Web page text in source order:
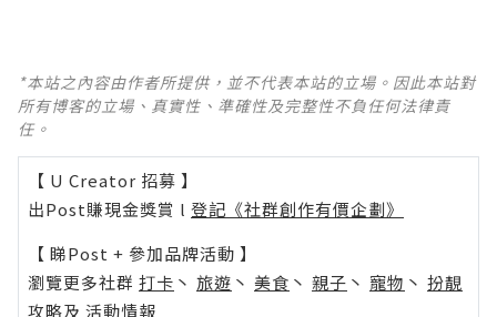
*本站之內容由作者所提供，並不代表本站的立場。因此本站對
所有博客的立場、真實性、準確性及完整性不負任何法律責
任。
【 U Creator 招募 】
出Post賺現金獎賞 l 登記《社群創作有價企劃》
【 睇Post + 參加品牌活動 】
瀏覽更多社群 打卡 丶 旅遊 丶 美食 丶 親子 丶 寵物 丶 扮靚
攻略及 活動情報